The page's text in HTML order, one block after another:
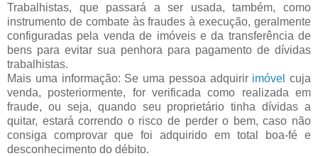
Trabalhistas, que passará a ser usada, também, como
instrumento de combate às fraudes à execução, geralmente
configuradas pela venda de imóveis e da transferência de
bens para evitar sua penhora para pagamento de dívidas
trabalhistas.
Mais uma informação: Se uma pessoa adquirir imóvel cuja
venda, posteriormente, for verificada como realizada em
fraude, ou seja, quando seu proprietário tinha dívidas a
quitar, estará correndo o risco de perder o bem, caso não
consiga comprovar que foi adquirido em total boa-fé e
desconhecimento do débito.